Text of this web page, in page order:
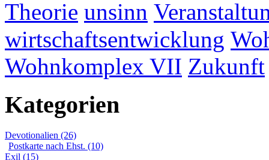
Theorie unsinn
wirtschaftsentwicklung
Wohnkomplex VII Zukunft
Kategorien
Devotionalien (26)
Postkarte nach Ehst. (10)
Exil (15)